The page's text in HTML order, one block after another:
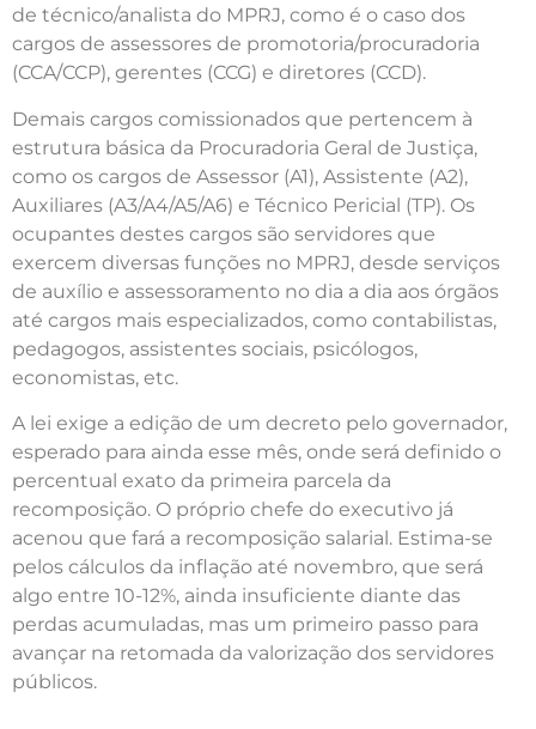
de técnico/analista do MPRJ, como é o caso dos
cargos de assessores de promotoria/procuradoria
(CCA/CCP), gerentes (CCG) e diretores (CCD).
Demais cargos comissionados que pertencem à
estrutura básica da Procuradoria Geral de Justiça,
como os cargos de Assessor (A1), Assistente (A2),
Auxiliares (A3/A4/A5/A6) e Técnico Pericial (TP). Os
ocupantes destes cargos são servidores que
exercem diversas funções no MPRJ, desde serviços
de auxílio e assessoramento no dia a dia aos órgãos
até cargos mais especializados, como contabilistas,
pedagogos, assistentes sociais, psicólogos,
economistas, etc.
A lei exige a edição de um decreto pelo governador,
esperado para ainda esse mês, onde será definido o
percentual exato da primeira parcela da
recomposição. O próprio chefe do executivo já
acenou que fará a recomposição salarial. Estima-se
pelos cálculos da inflação até novembro, que será
algo entre 10-12%, ainda insuficiente diante das
perdas acumuladas, mas um primeiro passo para
avançar na retomada da valorização dos servidores
públicos.